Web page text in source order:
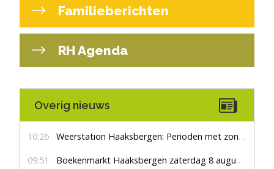
Familieberichten
RH Agenda
Overig nieuws
10:26 Weerstation Haaksbergen: Perioden met zon en droog
09:51 Boekenmarkt Haaksbergen zaterdag 8 augustus, marktplein Haaksbergen